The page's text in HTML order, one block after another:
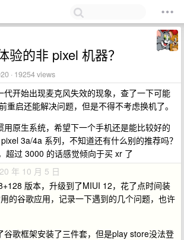
验的非 pixel 机器？
· 19254 views
代开始出现麦克风失效的现象，查了一下可能
重启还能解决问题，但是不得不考虑换机了。
用原生系统，希望下一个手机还是能比较好的
3a/4a 系列，不知道还有什么别的推荐吗？
超过 3000 的话感觉倾向于买 xr 了
年 10 月 5 日
版本，升级到了MIUI 12，花了点时间装
的谷歌应用，记录一下遇到的几个问题，也许
谷歌框架安装了三件套，但是play store没法登